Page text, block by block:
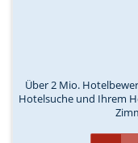
Über 2 Mio.
Hotelsuche und Ihrem